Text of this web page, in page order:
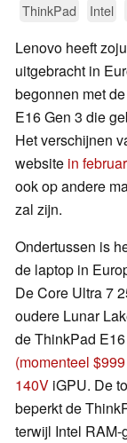
ThinkPad Intel
Lenovo heeft
uitgebracht in
begonnen met
E16 Gen 3 die
Het verschijnen
website in
ook op andere
zal zijn.
Ondertussen is
de laptop in
De Core Ultra 7
oudere Lunar
de ThinkPad
(momenteel
140V iGPU. De
beperkt de
terwijl Intel